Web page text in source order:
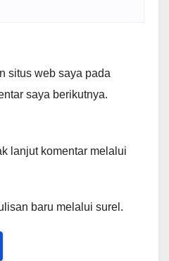
situs web saya pada
saya berikutnya.
lanjut komentar melalui
baru melalui surel.